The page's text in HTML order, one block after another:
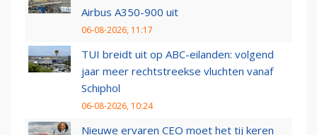
Airbus A350-900 uit
06-08-2026, 11:17
TUI breidt uit op ABC-eilanden: volgend
jaar meer rechtstreekse vluchten vanaf
Schiphol
06-08-2026, 10:24
Nieuwe ervaren CEO moet het tij keren